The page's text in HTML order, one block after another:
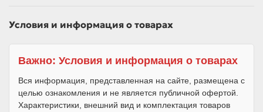
прочности.
Железобетонные балки – это проверенное
временем решение, обеспечивающее
безопасность и надежность практически
любого строительного проекта.
Условия и информация о товарах
Важно: Условия и информация о товарах
Вся информация, представленная на сайте, размещена с
целью ознакомления и не является публичной офертой.
Характеристики, внешний вид и комплектация товаров